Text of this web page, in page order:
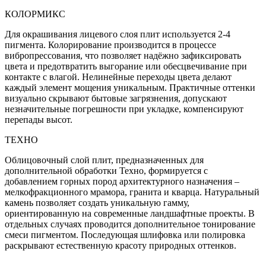
КОЛОРМИКС
Для окрашивания лицевого слоя плит используется 2-4
пигмента. Колорирование производится в процессе
вибропрессования, что позволяет надёжно зафиксировать
цвета и предотвратить выгорание или обесцвечивание при
контакте с влагой. Нелинейные переходы цвета делают
каждый элемент мощения уникальным. Практичные оттенки
визуально скрывают бытовые загрязнения, допускают
незначительные погрешности при укладке, компенсируют
перепады высот.
ТЕХНО
Облицовочный слой плит, предназначенных для
дополнительной обработки Техно, формируется с
добавлением горных пород архитектурного назначения –
мелкофракционного мрамора, гранита и кварца. Натуральный
камень позволяет создать уникальную гамму,
ориентированную на современные ландшафтные проекты. В
отдельных случаях проводится дополнительное тонирование
смеси пигментом. Последующая шлифовка или полировка
раскрывают естественную красоту природных оттенков.